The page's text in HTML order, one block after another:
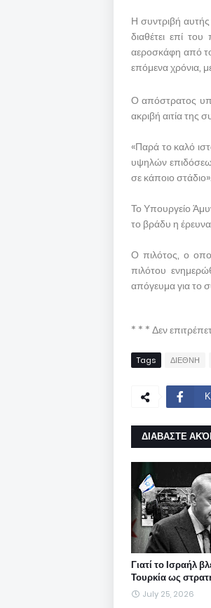
Η συντριβή
διαθέτει επί
αεροσκάφη από
επόμενα χρόνια,
Ο απόστρατος
ακριβή αιτία της
«Παρά το καλό
υψηλών
σε κάποιο στάδιο».
Το Υπουργείο
το βράδυ η
Ο πιλότος, ο
πιλότου
απόγευμα για το
* * * Δεν
Tags ΔΙΕΘΝΗ
ΔΙΑΒΑΣΤΕ
Γιατί το Ισραήλ
Τουρκία ως
July 25, 2026